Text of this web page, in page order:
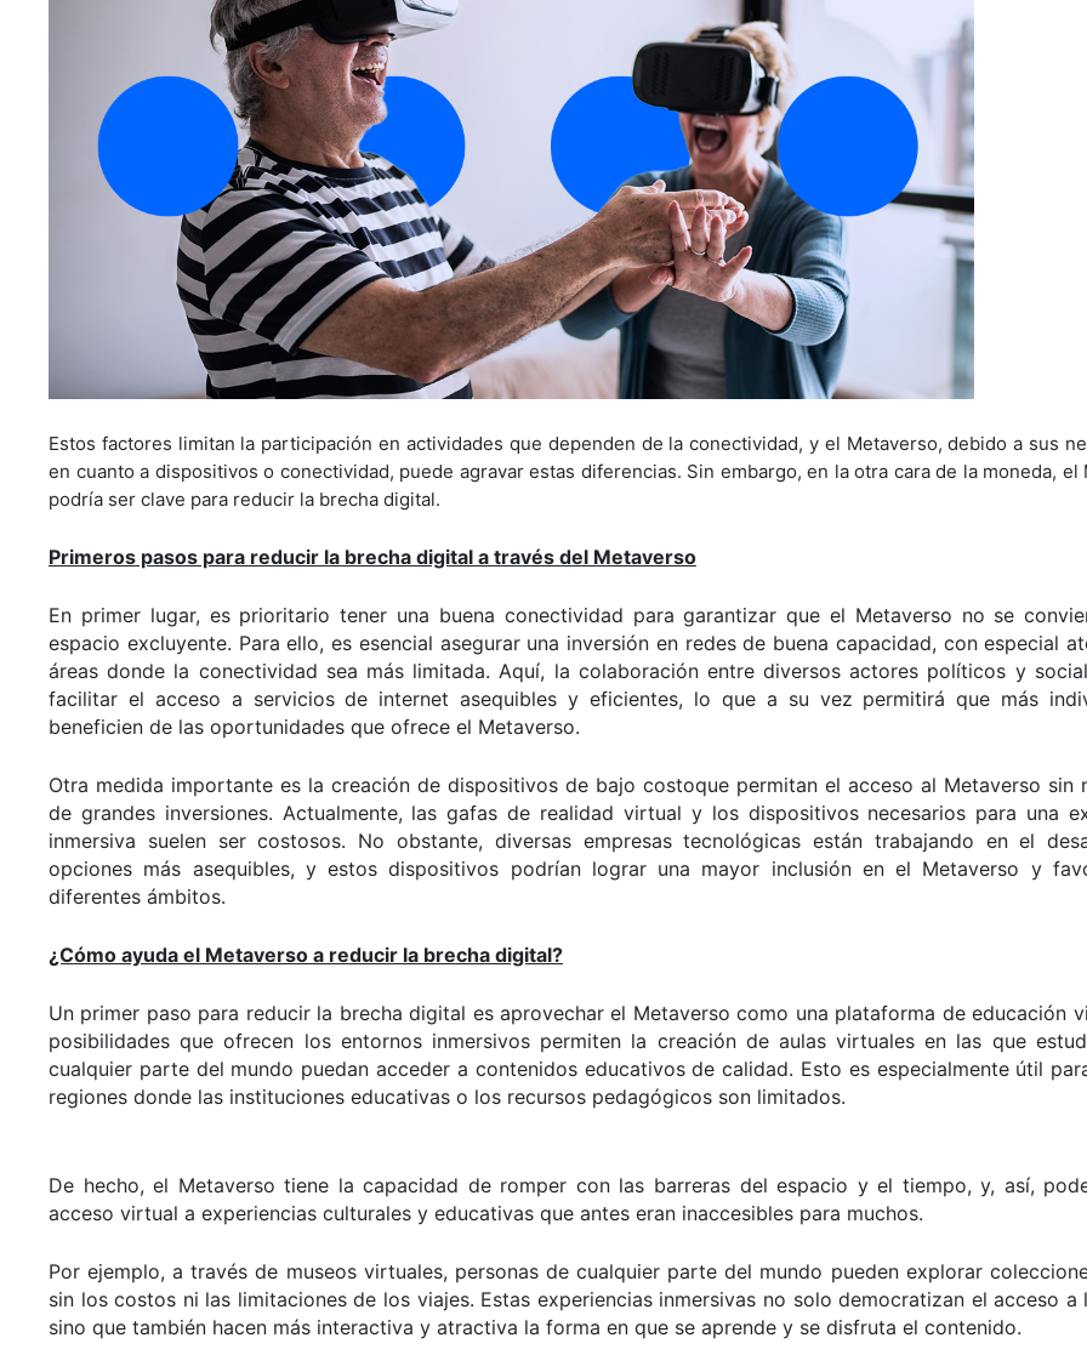
Estos factores limitan la participación en actividades que dependen de la conectividad, y el Metaverso, debido a sus
en cuanto a dispositivos o conectividad, puede agravar estas diferencias. Sin embargo, en la otra cara de la moneda, el
podría ser clave para reducir la brecha digital.
Primeros pasos para reducir la brecha digital a través del Metaverso
En primer lugar, es prioritario tener una buena conectividad para garantizar que el Metaverso no se
espacio excluyente. Para ello, es esencial asegurar una inversión en redes de buena capacidad, con especial
áreas donde la conectividad sea más limitada. Aquí, la colaboración entre diversos actores políticos y
facilitar el acceso a servicios de internet asequibles y eficientes, lo que a su vez permitirá que más
beneficien de las oportunidades que ofrece el Metaverso.
Otra medida importante es la creación de dispositivos de bajo costoque permitan el acceso al Metaverso sin
de grandes inversiones. Actualmente, las gafas de realidad virtual y los dispositivos necesarios para una
inmersiva suelen ser costosos. No obstante, diversas empresas tecnológicas están trabajando en el
opciones más asequibles, y estos dispositivos podrían lograr una mayor inclusión en el Metaverso y
diferentes ámbitos.
¿Cómo ayuda el Metaverso a reducir la brecha digital?
Un primer paso para reducir la brecha digital es aprovechar el Metaverso como una plataforma de educación
posibilidades que ofrecen los entornos inmersivos permiten la creación de aulas virtuales en las que
cualquier parte del mundo puedan acceder a contenidos educativos de calidad. Esto es especialmente útil
regiones donde las instituciones educativas o los recursos pedagógicos son limitados.
De hecho, el Metaverso tiene la capacidad de romper con las barreras del espacio y el tiempo, y, así,
acceso virtual a experiencias culturales y educativas que antes eran inaccesibles para muchos.
Por ejemplo, a través de museos virtuales, personas de cualquier parte del mundo pueden explorar
sin los costos ni las limitaciones de los viajes. Estas experiencias inmersivas no solo democratizan el acceso a
sino que también hacen más interactiva y atractiva la forma en que se aprende y se disfruta el contenido.